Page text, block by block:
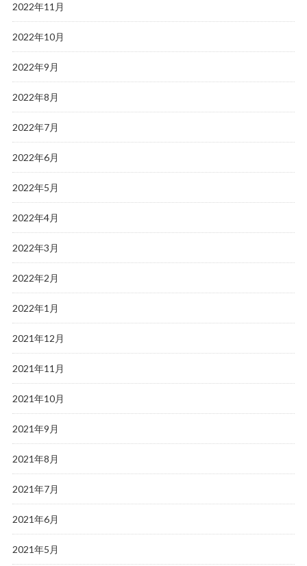
2022年11月
2022年10月
2022年9月
2022年8月
2022年7月
2022年6月
2022年5月
2022年4月
2022年3月
2022年2月
2022年1月
2021年12月
2021年11月
2021年10月
2021年9月
2021年8月
2021年7月
2021年6月
2021年5月